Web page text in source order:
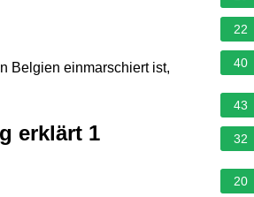
Belgien einmarschiert ist,
erklärt 1
22
40
43
32
20